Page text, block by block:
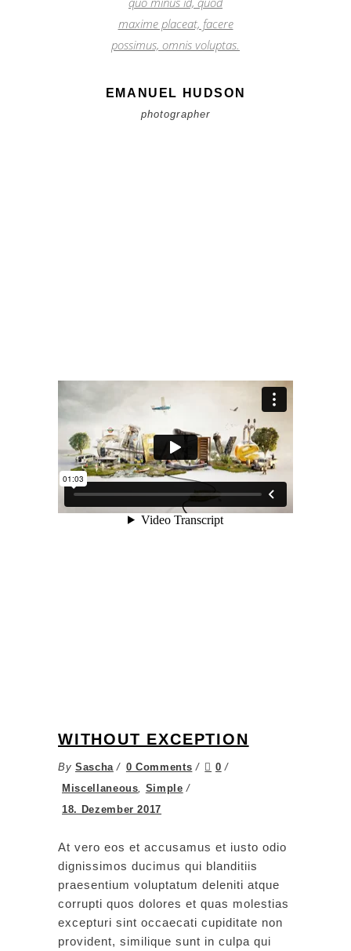
maxime placeat, facere
possimus, omnis voluptas.
EMANUEL HUDSON
photographer
WITHOUT EXCEPTION
By Sascha 0 Comments
0
Miscellaneous
Simple
18. Dezember 2017
At vero eos et accusamus et iusto odio
dignissimos ducimus qui blanditiis
praesentium voluptatum deleniti atque
corrupti quos dolores et quas molestias
excepturi sint occaecati cupiditate non
provident, similique sunt in culpa qui